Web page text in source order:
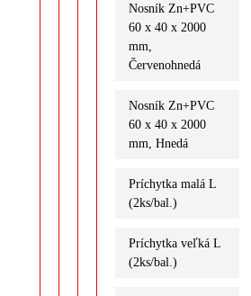
Nosník Zn+PVC
60 x 40 x 2000
mm,
Červenohnedá
Nosník Zn+PVC
60 x 40 x 2000
mm, Hnedá
Príchytka malá L
(2ks/bal.)
Príchytka veľká L
(2ks/bal.)